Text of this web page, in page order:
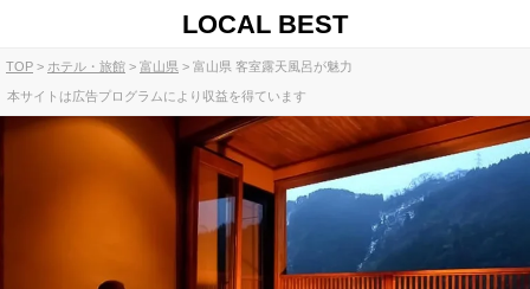
LOCAL BEST
TOP ホテル・旅館 富山県 富山県 客室露天風呂が魅力
本サイトは広告プログラムにより収益を得ています